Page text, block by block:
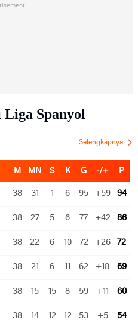
Liga Spanyol